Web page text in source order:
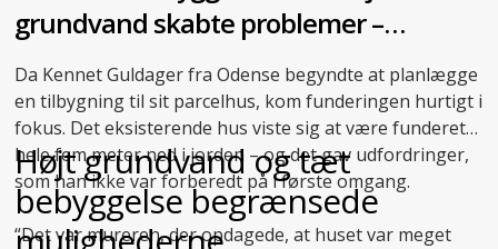
grundvand skabte problemer –
skruepæle blev redningen
Da Kennet Guldager fra Odense begyndte at planlægge
en tilbygning til sit parcelhus, kom funderingen hurtigt i
fokus. Det eksisterende hus viste sig at være funderet
hele fem meter ned i jorden – og det gav udfordringer,
som han ikke var forberedt på i første omgang.
“Det var mureren, der opdagede, at huset var meget
Højt grundvand og tæt
bebyggelse begrænsede